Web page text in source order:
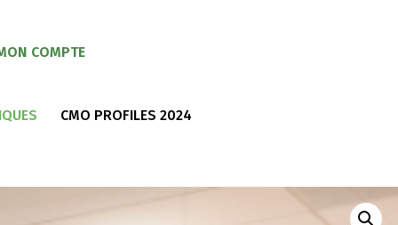
COMPTE
CMO PROFILES 2024